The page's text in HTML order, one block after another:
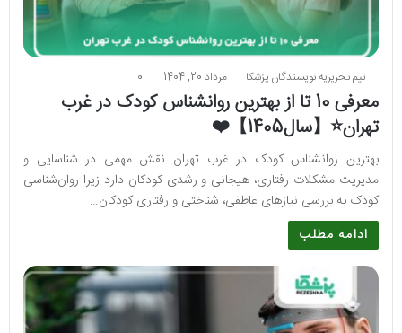
تیم تحریریه نویسندگان پزشکا مرداد 20, 1404 0
معرفی 10 تا از بهترین روانشناس کودک در غرب
تهران⭐【سال1405】❤️
بهترین روانشناس کودک در غرب تهران نقش مهمی در شناسایی و
مدیریت مشکلات رفتاری، هیجانی و رشدی کودکان دارد زیرا روان‌شناسی
کودک به بررسی نیازهای عاطفی، شناختی و رفتاری کودکان…
ادامه مطلب